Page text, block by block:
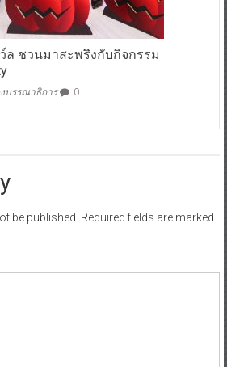
ล ชวนมาสะพรึงกับกิจกรรม
บรรณาธิการ 0
be published. Required fields are marked